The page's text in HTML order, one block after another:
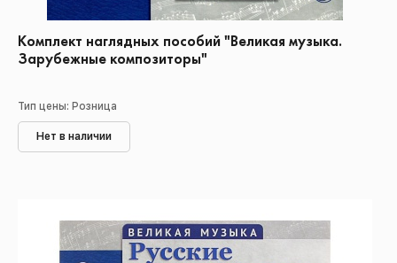
Комплект наглядных пособий "Великая музыка.
Зарубежные композиторы"
Тип цены: Розница
Нет в наличии